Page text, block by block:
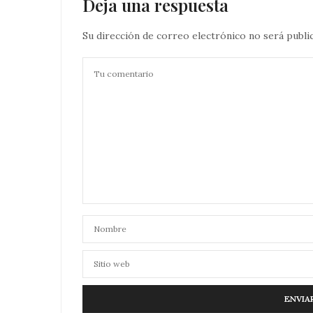
Deja una respuesta
Su dirección de correo electrónico no será